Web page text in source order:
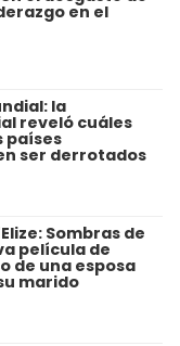
en el
la
reveló cuáles
países
ser derrotados
Sombras de
película de
de una esposa
marido